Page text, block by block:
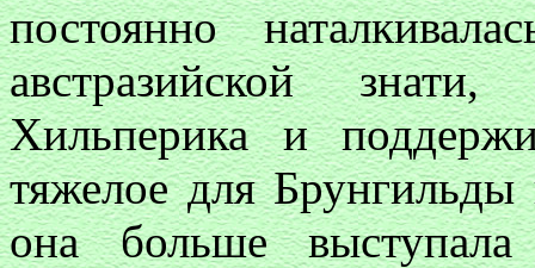
постоянно
австразийской
Хильперика и
тяжелое для Брунгильды
она больше